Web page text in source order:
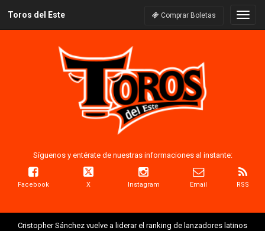
Toros del Este Comprar Boletas
Síguenos y entérate de nuestras informaciones al instante:
Facebook X Instagram Email RSS
Cristopher Sánchez vuelve a liderar el ranking de lanzadores latinos